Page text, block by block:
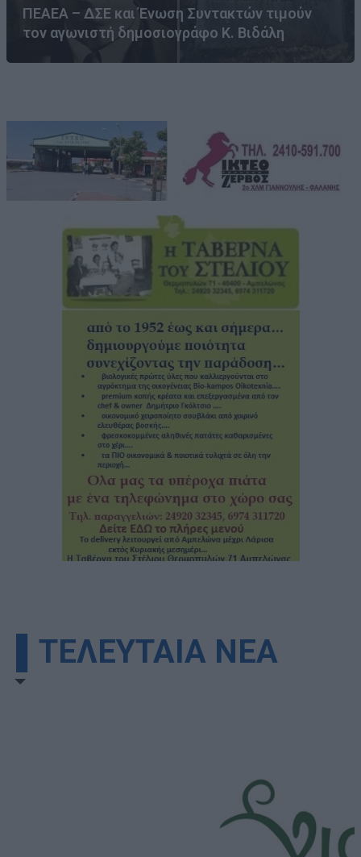
ΠΕΑΕΑ – ΔΣΕ και Ένωση Συντακτών τιμούν
τον αγωνιστή δημοσιογράφο Κ. Βιδάλη
▌ΤΕΛΕΥΤΑΙΑ ΝΕΑ